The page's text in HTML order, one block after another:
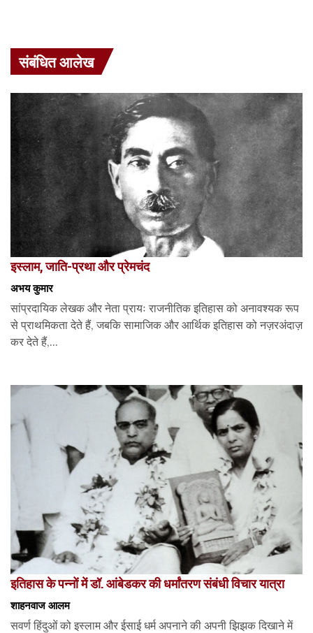
संबंधित आलेख
इस्लाम, जाति-प्रथा और प्रेमचंद
अभय कुमार
सांप्रदायिक लेखक और नेता प्रायः राजनीतिक इतिहास को अनावश्यक रूप
से प्राथमिकता देते हैं, जबकि सामाजिक और आर्थिक इतिहास को नज़रअंदाज़
कर देते हैं,...
इतिहास के पन्नों में डॉ. आंबेडकर की धर्मांतरण संबंधी विचार यात्रा
शाहनवाज आलम
सवर्ण हिंदुओं को इस्लाम और ईसाई धर्म अपनाने की अपनी झिझक दिखाने में